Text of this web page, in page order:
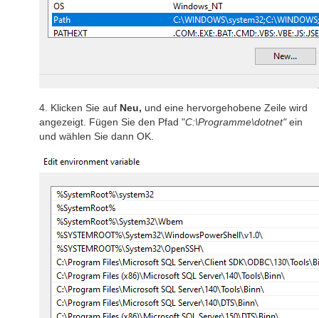
4. Klicken Sie auf Neu, und eine hervorgehobene Zeile wird
angezeigt. Fügen Sie den Pfad "C:\Programme\dotnet"ein
und wählen Sie dann OK.